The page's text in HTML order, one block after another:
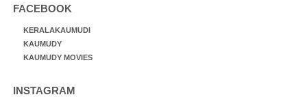
FACEBOOK
KERALAKAUMUDI
KAUMUDY
KAUMUDY MOVIES
INSTAGRAM